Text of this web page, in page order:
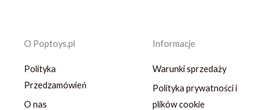
O Poptoys.pl
Polityka
Przedzamówień
O nas
Informacje
Warunki sprzedaży
Polityka prywatności i
plików cookie